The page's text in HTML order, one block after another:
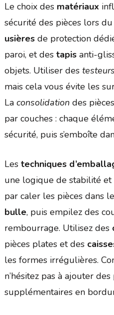
Le choix des matériaux
sécurité des pièces lors
usièresde protection
paroi, et des tapisanti-
objets. Utiliser des testeurs
mais cela vous évite les
La consolidation des
par couches : chaque
sécurité, puis s’emboîte
Les techniques
une logique de stabilité et
par caler les pièces dans
bulle, puis empilez des
rembourrage. Utilisez des
pièces plates et des
les formes irrégulières.
n’hésitez pas à ajouter
supplémentaires en